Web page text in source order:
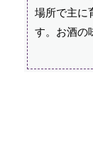
場所で主に
す。お酒の